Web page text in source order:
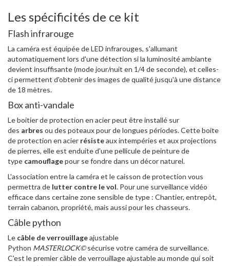
Les spécificités de ce kit
Flash infrarouge
La caméra est équipée de LED infrarouges, s'allumant
automatiquement lors d'une détection si la luminosité ambiante
devient insuffisante (mode jour/nuit en 1/4 de seconde), et celles-
ci permettent d'obtenir des images de qualité jusqu'à une distance
de 18 mètres.
Box anti-vandale
Le boitier de protection en acier peut être installé sur
des arbres ou des poteaux pour de longues périodes. Cette boite
de protection en acier résisteaux intempéries et aux projections
de pierres, elle est enduite d'une pellicule de peinture de
type camouflagepour se fondre dans un décor naturel.
L'association entre la caméra et le caisson de protection vous
permettra de lutter contre le vol. Pour une surveillance vidéo
efficace dans certaine zone sensible de type : Chantier, entrepôt,
terrain cabanon, propriété, mais aussi pour les chasseurs.
Câble python
Le câble de verrouillageajustable
Python MASTERLOCK©sécurise votre caméra de surveillance.
C'est le premier câble de verrouillage ajustable au monde qui soit